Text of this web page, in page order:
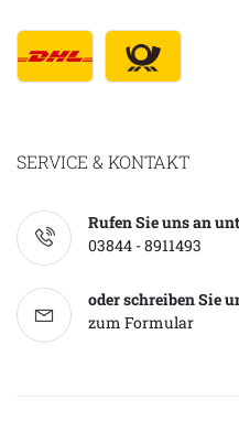
SERVICE & KONTAKT
Rufen Sie uns an
03844 - 8911493
oder schreiben Sie
zum Formular